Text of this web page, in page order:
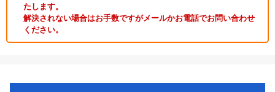
たします。
解決されない場合はお手数ですがメールかお電話でお問い合わせ
ください。